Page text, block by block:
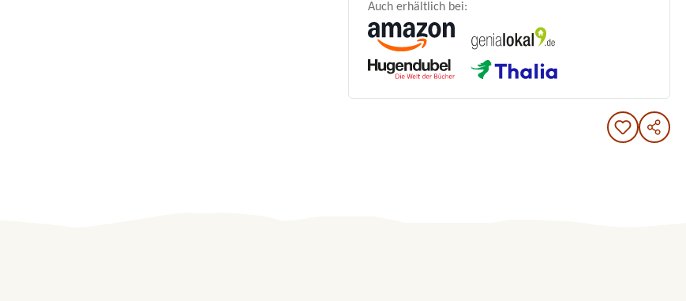
Auch erhältlich bei: